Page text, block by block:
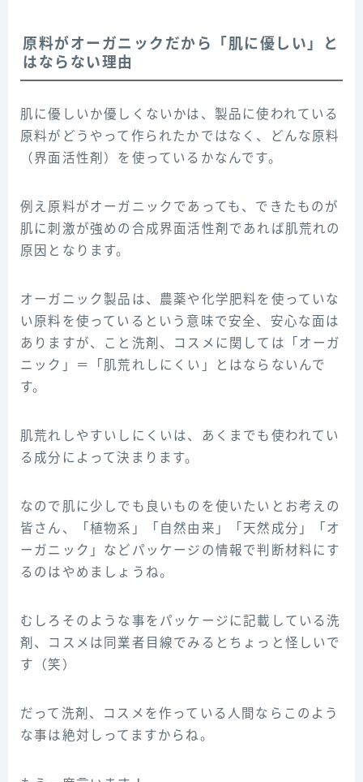
原料がオーガニックだから「肌に優しい」と
はならない理由
肌に優しいか優しくないかは、製品に使われている
原料がどうやって作られたかではなく、どんな原料
（界面活性剤）を使っているかなんです。
例え原料がオーガニックであっても、できたものが
肌に刺激が強めの合成界面活性剤であれば肌荒れの
原因となります。
オーガニック製品は、農薬や化学肥料を使っていな
い原料を使っているという意味で安全、安心な面は
ありますが、こと洗剤、コスメに関しては「オーガ
ニック」＝「肌荒れしにくい」とはならないんで
す。
肌荒れしやすいしにくいは、あくまでも使われてい
る成分によって決まります。
なので肌に少しでも良いものを使いたいとお考えの
皆さん、「植物系」「自然由来」「天然成分」「オ
ーガニック」などパッケージの情報で判断材料にす
るのはやめましょうね。
むしろそのような事をパッケージに記載している洗
剤、コスメは同業者目線でみるとちょっと怪しいで
す（笑）
だって洗剤、コスメを作っている人間ならこのよう
な事は絶対しってますからね。